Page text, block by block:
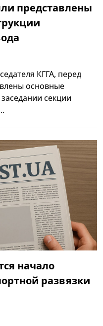
представлены
КГГА, перед
основные
секции
начало
развязки